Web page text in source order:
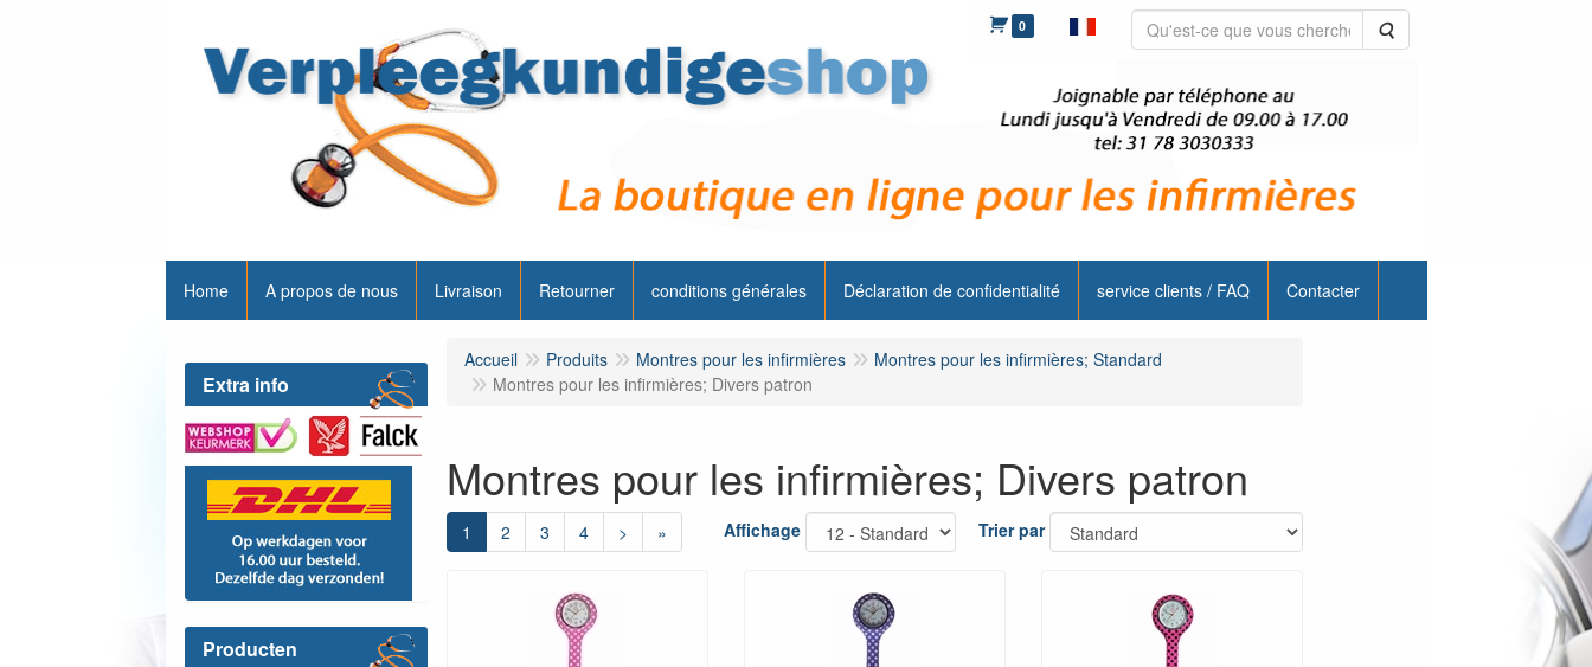
0 Rechercher
Home A propos de nous Livraison Retourner conditions générales Déclaration de confidentialité service clients / FAQ Contacter
Extra info
Producten
Accueil Produits Montres pour les infirmières
Montres pour les infirmières; Standard
Montres pour les infirmières; Divers patron
Montres pour les infirmières; Divers patron
1 2 3 4 > » Affichage Trier par